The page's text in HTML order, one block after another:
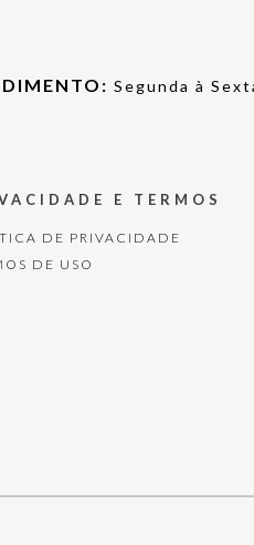
Segunda à
E TERMOS
DE PRIVACIDADE
DE USO